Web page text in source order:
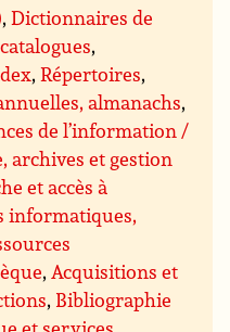
,Dictionnaires de
,
,Répertoires,
almanachs,
de l’information /
archives et gestion
et accès à
informatiques,
,Acquisitions et
, Bibliographie